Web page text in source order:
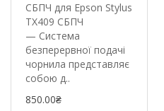
СБПЧ для Epson Stylus
TX409 СБПЧ
— Система
безперервної подачі
чорнила представляє
собою д..
850.00₴